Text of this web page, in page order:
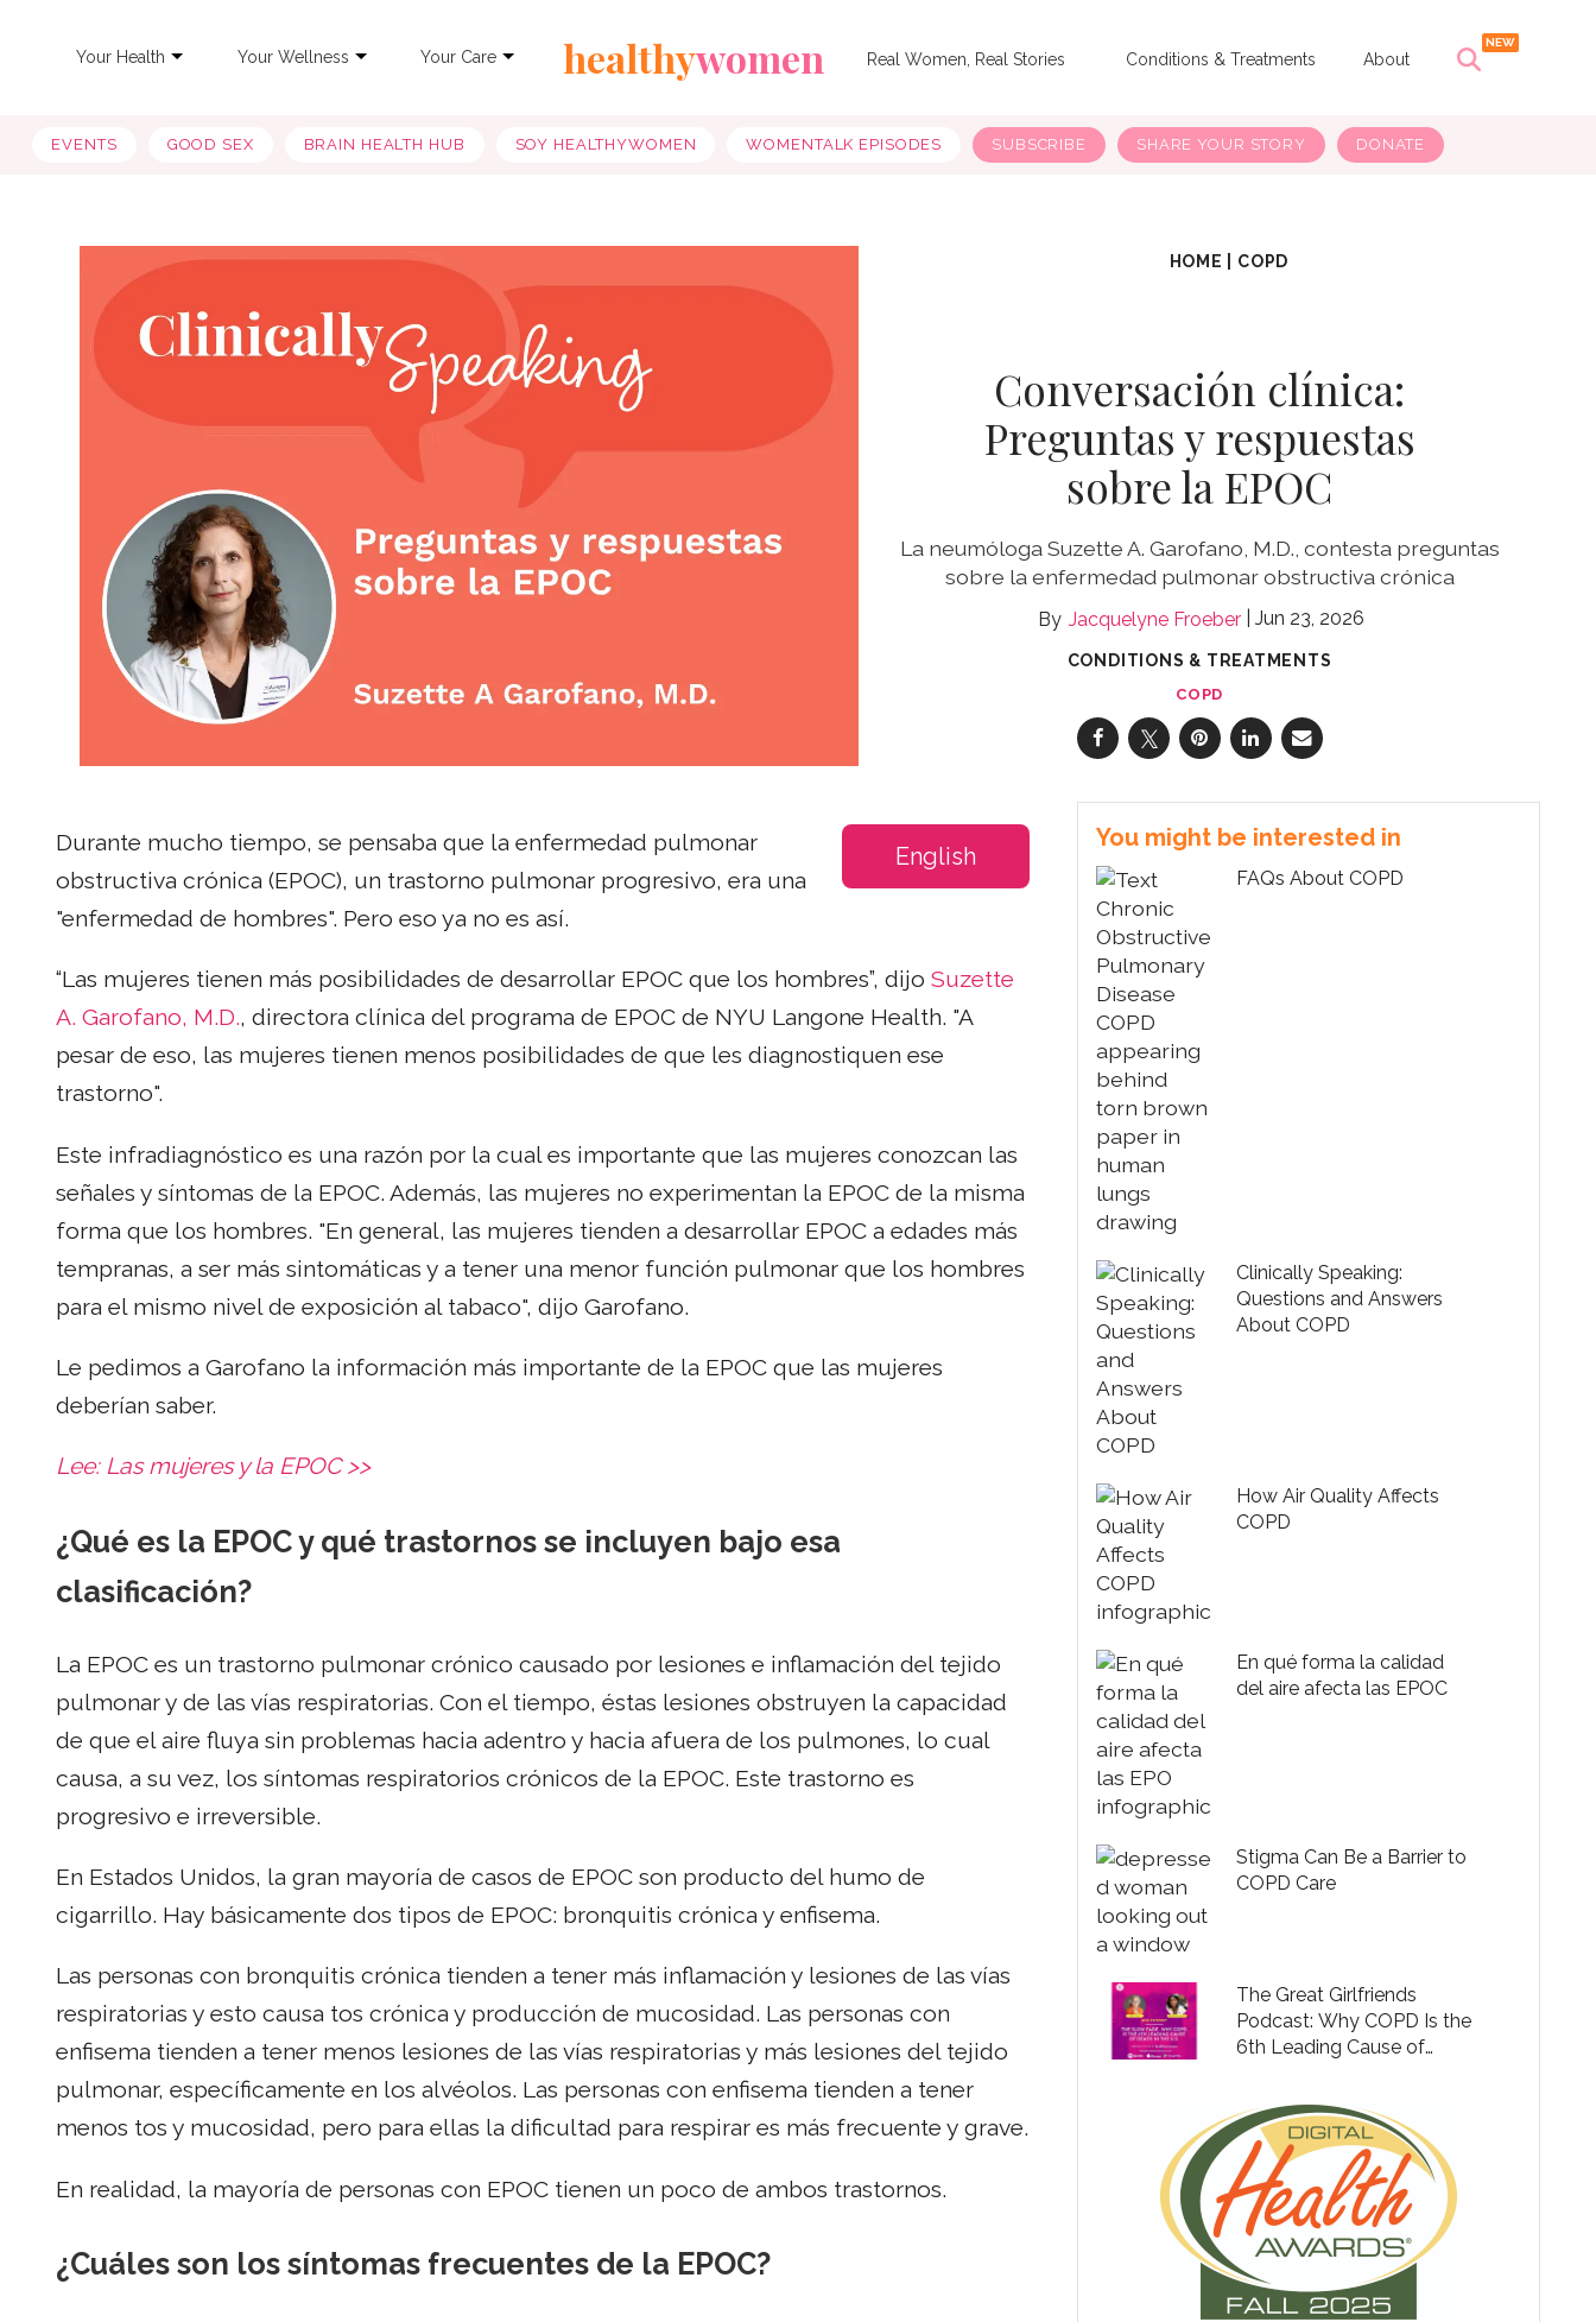
Your Health Your Wellness Your Care healthywomen Real Women, Real Stories Conditions & Treatments About
EVENTS GOOD SEX BRAIN HEALTH HUB SOY HEALTHYWOMEN WOMENTALK EPISODES SUBSCRIBE SHARE YOUR STORY DONATE
HOME COPD
Conversación clínica:
Preguntas y respuestas
sobre la EPOC
La neumóloga Suzette A. Garofano, M.D., contesta preguntas
sobre la enfermedad pulmonar obstructiva crónica
Jacquelyne Froeber Jun 23, 2026
CONDITIONS & TREATMENTS
COPD
English
Durante mucho tiempo, se pensaba que la enfermedad pulmonar
obstructiva crónica (EPOC), un trastorno pulmonar progresivo, era una
"enfermedad de hombres". Pero eso ya no es así.
“Las mujeres tienen más posibilidades de desarrollar EPOC que los hombres”, dijo Suzette
A. Garofano, M.D., directora clínica del programa de EPOC de NYU Langone Health. "A
pesar de eso, las mujeres tienen menos posibilidades de que les diagnostiquen ese
trastorno".
Este infradiagnóstico es una razón por la cual es importante que las mujeres conozcan las
señales y síntomas de la EPOC. Además, las mujeres no experimentan la EPOC de la misma
forma que los hombres. "En general, las mujeres tienden a desarrollar EPOC a edades más
tempranas, a ser más sintomáticas y a tener una menor función pulmonar que los hombres
para el mismo nivel de exposición al tabaco", dijo Garofano.
Le pedimos a Garofano la información más importante de la EPOC que las mujeres
deberían saber.
Lee: Las mujeres y la EPOC >>
¿Qué es la EPOC y qué trastornos se incluyen bajo esa
clasificación?
La EPOC es un trastorno pulmonar crónico causado por lesiones e inflamación del tejido
pulmonar y de las vías respiratorias. Con el tiempo, éstas lesiones obstruyen la capacidad
de que el aire fluya sin problemas hacia adentro y hacia afuera de los pulmones, lo cual
causa, a su vez, los síntomas respiratorios crónicos de la EPOC. Este trastorno es
progresivo e irreversible.
En Estados Unidos, la gran mayoría de casos de EPOC son producto del humo de
cigarrillo. Hay básicamente dos tipos de EPOC: bronquitis crónica y enfisema.
Las personas con bronquitis crónica tienden a tener más inflamación y lesiones de las vías
respiratorias y esto causa tos crónica y producción de mucosidad. Las personas con
enfisema tienden a tener menos lesiones de las vías respiratorias y más lesiones del tejido
pulmonar, específicamente en los alvéolos. Las personas con enfisema tienden a tener
menos tos y mucosidad, pero para ellas la dificultad para respirar es más frecuente y grave.
En realidad, la mayoría de personas con EPOC tienen un poco de ambos trastornos.
¿Cuáles son los síntomas frecuentes de la EPOC?
You might be interested in
FAQs About COPD
Clinically Speaking:
Questions and Answers
About COPD
How Air Quality Affects
COPD
En qué forma la calidad
del aire afecta las EPOC
Stigma Can Be a Barrier to
COPD Care
The Great Girlfriends
Podcast: Why COPD Is the
6th Leading Cause of